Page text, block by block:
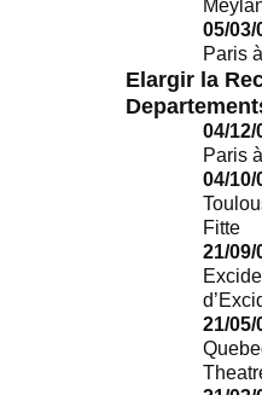
05/03/
Paris à
Elargir la
04/12/
Paris à
04/10/
Fitte
21/09/
21/05/